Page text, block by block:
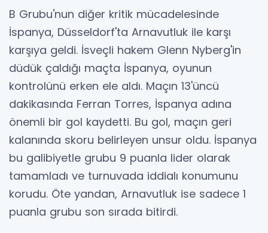
B Grubu'nun diğer kritik mücadelesinde
İspanya, Düsseldorf'ta Arnavutluk ile karşı
karşıya geldi. İsveçli hakem Glenn Nyberg'in
düdük çaldığı maçta İspanya, oyunun
kontrolünü erken ele aldı. Maçın 13'üncü
dakikasında Ferran Torres, İspanya adına
önemli bir gol kaydetti. Bu gol, maçın geri
kalanında skoru belirleyen unsur oldu. İspanya
bu galibiyetle grubu 9 puanla lider olarak
tamamladı ve turnuvada iddialı konumunu
korudu. Öte yandan, Arnavutluk ise sadece 1
puanla grubu son sırada bitirdi.